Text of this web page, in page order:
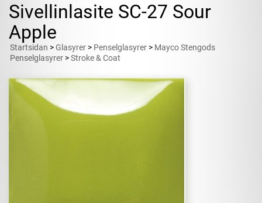
Sivellinlasite SC-27 Sour
Apple
Startsidan >Glasyrer > Penselglasyrer > Mayco Stengods
Penselglasyrer >Stroke & Coat